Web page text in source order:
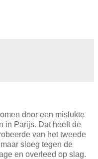
door een mislukte
in Parijs. Dat heeft de
van het tweede
sloeg tegen de
en overleed op slag.